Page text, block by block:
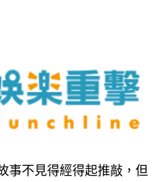
事不見得經得起推敲，但